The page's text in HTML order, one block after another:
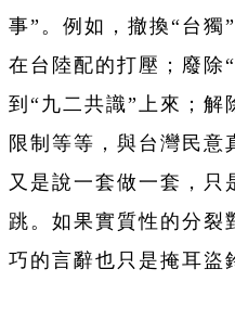
事”。例如，撤換“台獨
在台陸配的打壓；廢除
到“九二共識”上來；解
限制等等，與台灣民意
又是說一套做一套，只
跳。如果實質性的分裂
巧的言辭也只是掩耳盜